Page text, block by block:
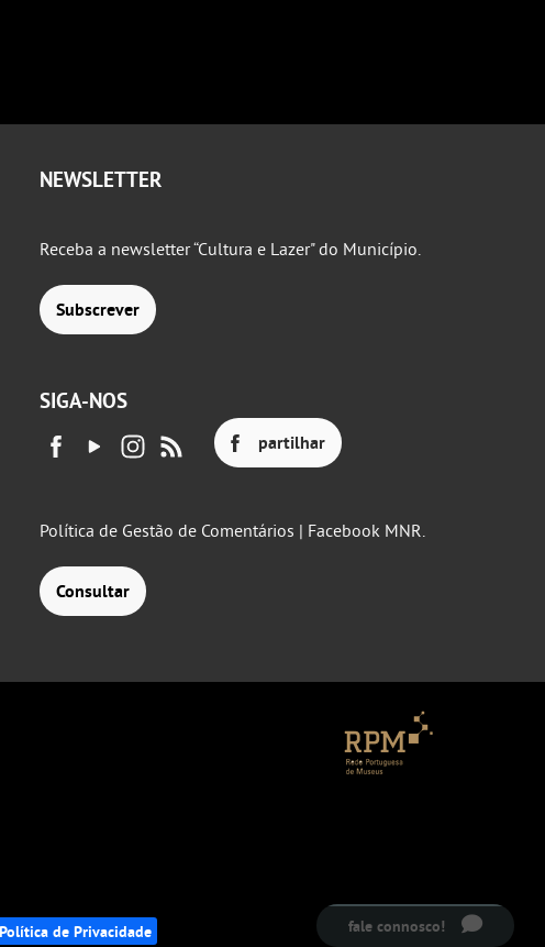
NEWSLETTER
Receba a newsletter “Cultura e Lazer" do Município.
Subscrever
SIGA-NOS
partilhar
Política de Gestão de Comentários | Facebook MNR.
Consultar
fale connosco!